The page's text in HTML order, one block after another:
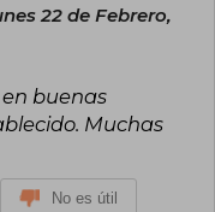
22 de Febrero,
buenas
Muchas
No es útil